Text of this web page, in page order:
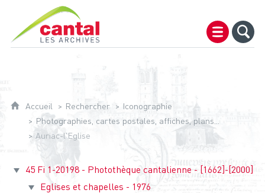
Archives du Cantal
Accueil Rechercher
Iconographie
Photographies, cartes postales, affiches, plans...
Auriac-l'Eglise
45 Fi 1-20198 - Photothèque cantalienne - [1662]-[2000]
Eglises et chapelles - 1976